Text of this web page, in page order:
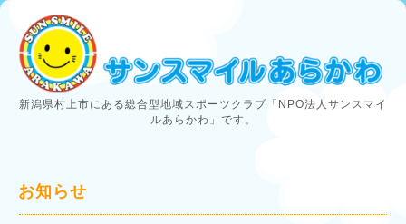
新潟県村上市にある総合型地域スポーツクラブ「NPO法人サンスマイ
ルあらかわ」です。
お知らせ